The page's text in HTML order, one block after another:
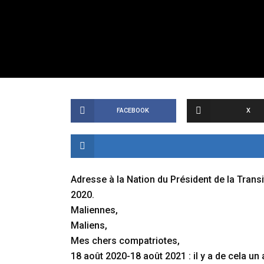
FACEBOOK X
Adresse à la Nation du Président de la
2020.
Maliennes,
Maliens,
Mes chers compatriotes,
18 août 2020-18 août 2021 : il y a de cela